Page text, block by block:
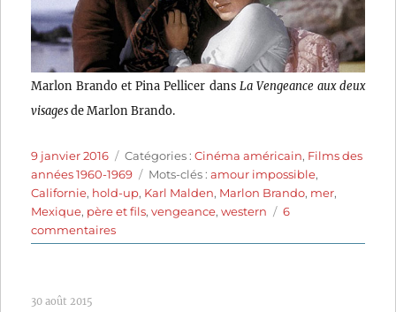
Marlon Brando et Pina Pellicer dans La Vengeance aux deux
visagesde Marlon Brando.
Publié
le
9 janvier 2016 Catégories
Catégories :Cinéma américain, Films des
années 1960-1969
Étiquettes
Mots-clés :amour impossible,
Californie, hold-up, Karl Malden, Marlon Brando, mer,
Mexique, père et fils,vengeance,western
6
commentairessur
La
30 août 2015